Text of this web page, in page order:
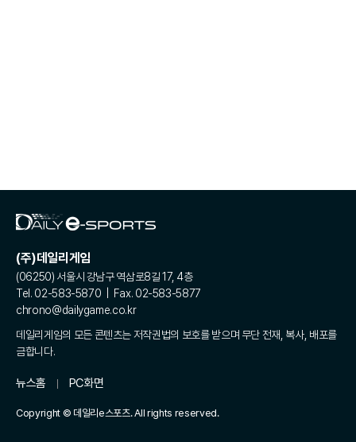
(주)데일리게임
(06250) 서울시 강남구 역삼로8길 17, 4층
Tel. 02-583-5870 | Fax. 02-583-5877
chrono@dailygame.co.kr
데일리게임의 모든 콘텐츠는 저작권법의 보호를 받으며 무단 전재, 복사, 배포를
금합니다.
뉴스홈 PC화면
Copyright © 데일리e스포츠. All rights reserved.